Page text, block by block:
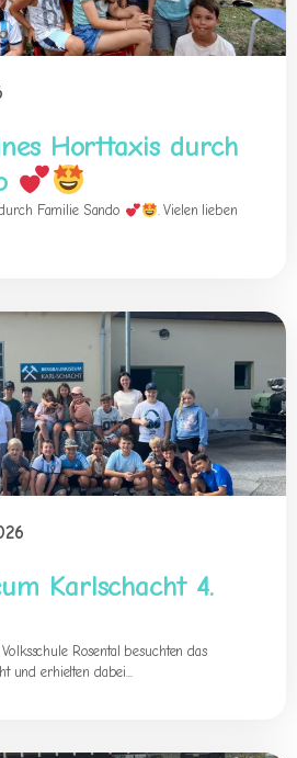
Horttaxis durch
Familie Sando
. Vielen lieben
Karlschacht 4.
Rosental besuchten das
und erhielten dabei...